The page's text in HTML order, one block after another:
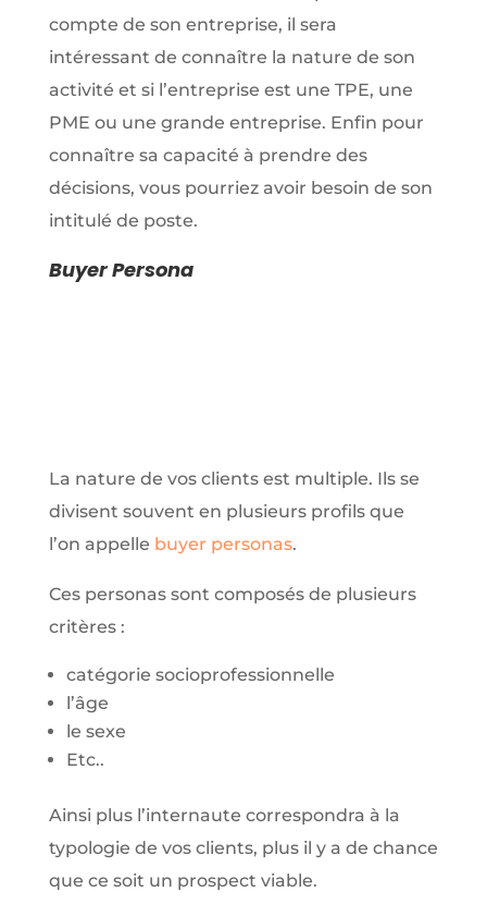
compte de son entreprise, il sera
intéressant de connaître la nature de son
activité et si l’entreprise est une TPE, une
PME ou une grande entreprise. Enfin pour
connaître sa capacité à prendre des
décisions, vous pourriez avoir besoin de son
intitulé de poste.
Buyer Persona
La nature de vos clients est multiple. Ils se
divisent souvent en plusieurs profils que
l’on appelle buyer personas.
Ces personas sont composés de plusieurs
critères :
catégorie socioprofessionnelle
l’âge
le sexe
Etc..
Ainsi plus l’internaute correspondra à la
typologie de vos clients, plus il y a de chance
que ce soit un prospect viable.